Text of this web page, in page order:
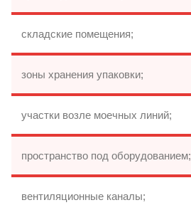
складские помещения;
зоны хранения упаковки;
участки возле моечных линий;
пространство под оборудованием;
вентиляционные каналы;